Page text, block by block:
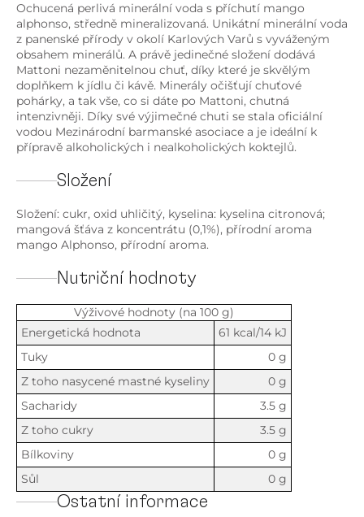
Ochucená perlivá minerální voda s příchutí mango
alphonso, středně mineralizovaná. Unikátní minerální voda
z panenské přírody v okolí Karlových Varů s vyváženým
obsahem minerálů. A právě jedinečné složení dodává
Mattoni nezaměnitelnou chuť, díky které je skvělým
doplňkem k jídlu či kávě. Minerály očišťují chuťové
pohárky, a tak vše, co si dáte po Mattoni, chutná
intenzivněji. Díky své výjimečné chuti se stala oficiální
vodou Mezinárodní barmanské asociace a je ideální k
přípravě alkoholických i nealkoholických koktejlů.
Složení
Složení: cukr, oxid uhličitý, kyselina: kyselina citronová;
mangová šťáva z koncentrátu (0,1%), přírodní aroma
mango Alphonso, přírodní aroma.
Nutriční hodnoty
Výživové hodnoty (na 100 g)
Energetická hodnota
61 kcal/14 kJ
Tuky
0 g
Z toho nasycené mastné kyseliny
0 g
Sacharidy
3.5 g
Z toho cukry
3.5 g
Bílkoviny
0 g
Sůl
0 g
Ostatní informace